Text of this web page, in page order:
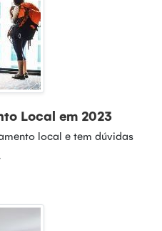
Local em 2023
local e tem dúvidas